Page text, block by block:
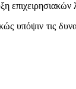
επιχειρησιακών
υπόψιν τις